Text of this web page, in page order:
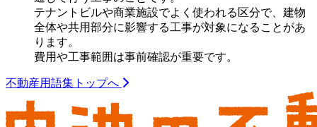
テナントビルや商業施設でよく使われる区分で、建物
全体や共用部分に影響する工事が対象になることがあ
ります。
費用や工事範囲は事前確認が重要です。
不動産用語集トップへ